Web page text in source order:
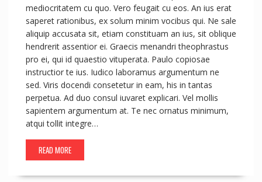
mediocritatem cu quo. Vero feugait cu eos. An ius erat
saperet rationibus, ex solum minim vocibus qui. Ne sale
aliquip accusata sit, etiam constituam an ius, sit oblique
hendrerit assentior ei. Graecis menandri theophrastus
pro ei, qui id quaestio vituperata. Paulo copiosae
instructior te ius. Iudico laboramus argumentum ne
sed. Viris docendi consetetur in eam, his in tantas
perpetua. Ad duo consul iuvaret explicari. Vel mollis
sapientem argumentum at. Te nec ornatus minimum,
atqui tollit integre…
READ MORE